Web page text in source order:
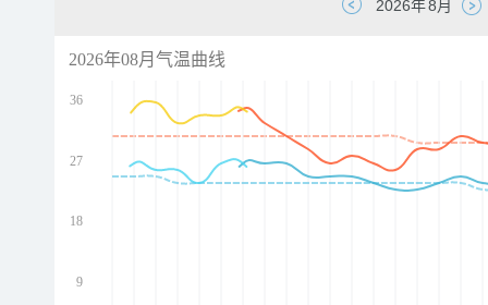
2026年08月气温曲线
36
27
18
9